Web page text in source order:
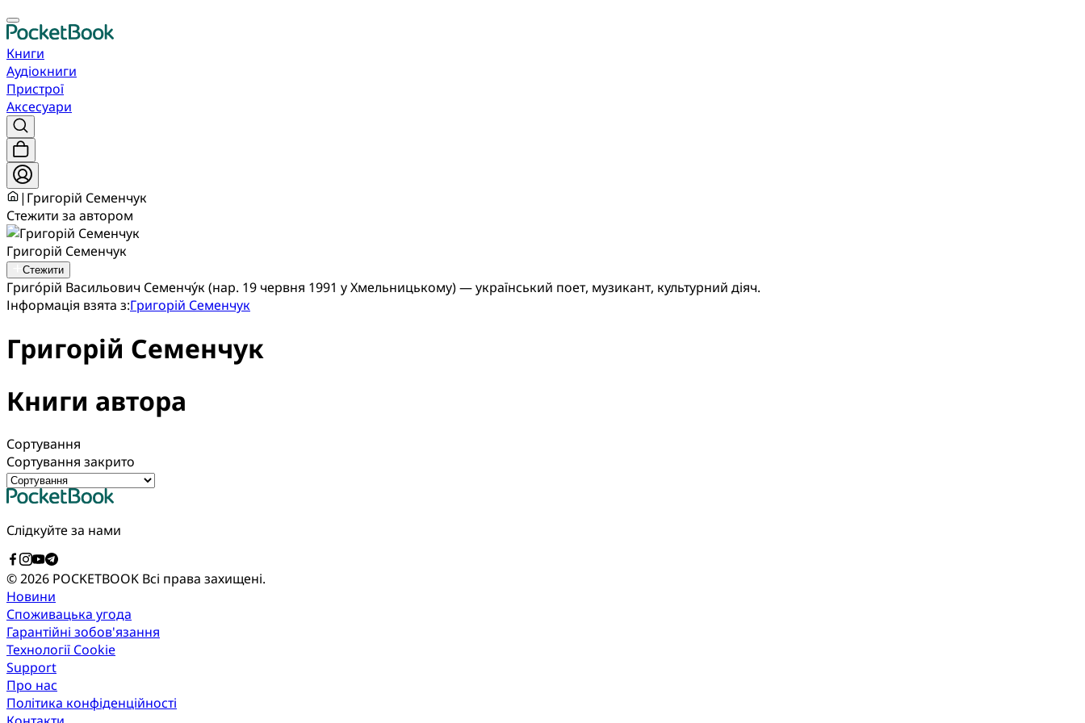
Книги
Аудіокниги
Пристрої
Аксесуари
| Григорій Семенчук
Стежити за автором
Григорій Семенчук
Стежити
Григо́рій Васильович Семенчу́к (нар. 19 червня 1991 у Хмельницькому) — український поет, музикант, культурний діяч.
Інформація взята з:Григорій Семенчук
Григорій Семенчук
Книги автора
Сортування
Сортування закрито
Слідкуйте за нами
© 2026 POCKETBOOK Всі права захищені.
Новини
Споживацька угода
Гарантійні зобов'язання
Технології Cookie
Support
Про нас
Політика конфіденційності